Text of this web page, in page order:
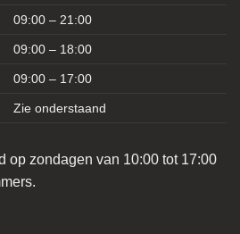
09:00 – 21:00
09:00 – 18:00
09:00 – 17:00
Zie onderstaand
op zondagen van 10:00 tot 17:00